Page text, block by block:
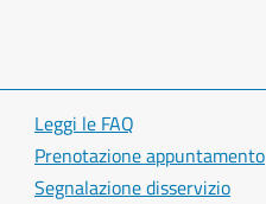
Leggi le FAQ
Prenotazione appuntamento
Segnalazione disservizio